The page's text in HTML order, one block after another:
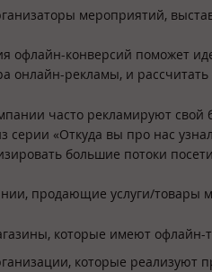
мероприятий,
офлайн-конверсий поможет
онлайн-рекламы, и рассчитать
часто рекламируют свой
серии «Откуда вы про нас
большие потоки
продающие услуги/товары
которые имеют офлайн-
которые реализуют